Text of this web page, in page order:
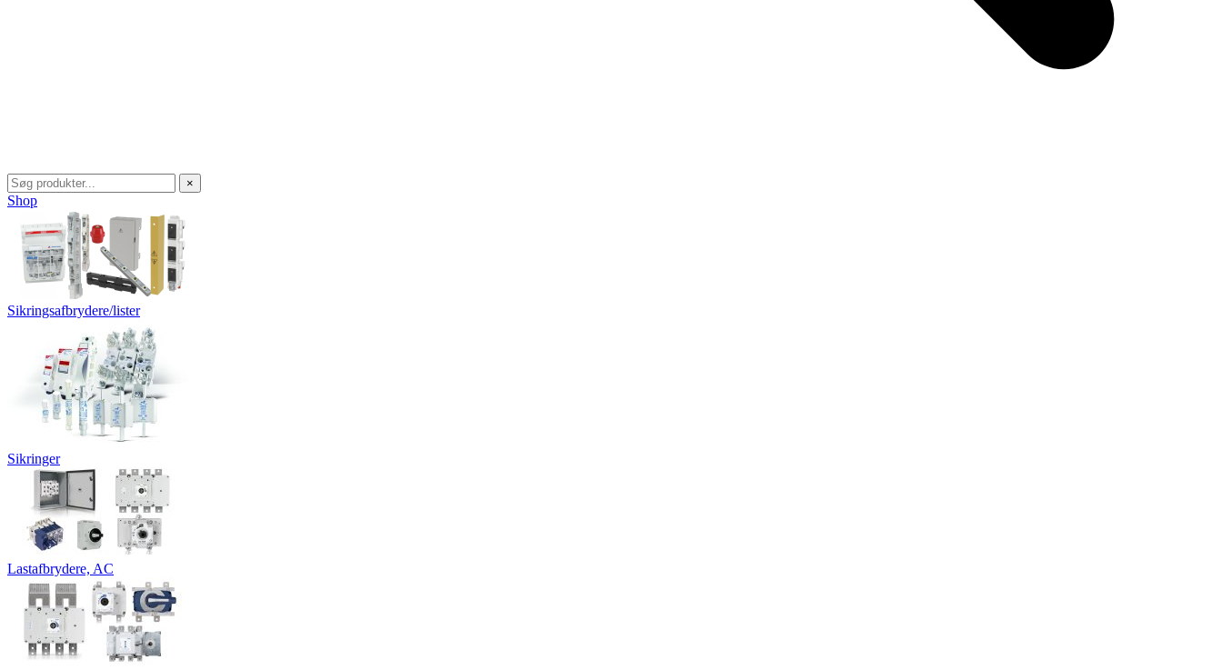
×
Shop
Sikringsafbrydere/lister
Sikringer
Lastafbrydere, AC